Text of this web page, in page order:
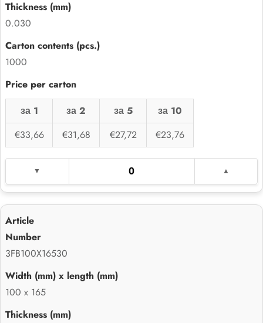
0.030
1000
за 1 за 2 за 5
за 10
€33,66
€31,68 €27,72 €23,76
3FB100X16530
100 x 165